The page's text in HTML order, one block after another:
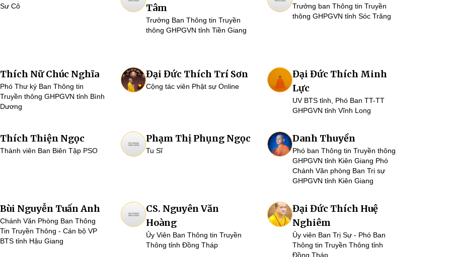
Sư Cô
Tâm
Trưởng Ban Thông tin Truyền
thông GHPGVN tỉnh Tiền Giang
Trưởng ban Thông tin Truyền
thông GHPGVN tỉnh Sóc Trăng
Thích Nữ Chúc Nghĩa
Phó Thư ký Ban Thông tin
Truyền thông GHPGVN tỉnh Bình
Dương
Đại Đức Thích Trí Sơn
Cộng tác viên Phật sự Online
Đại Đức Thích Minh
Lực
UV BTS tỉnh, Phó Ban TT-TT
GHPGVN tỉnh Vĩnh Long
Thích Thiện Ngọc
Thành viên Ban Biên Tập PSO
Phạm Thị Phụng Ngọc
Tu Sĩ
Danh Thuyền
Phó ban Thông tin Truyền thông
GHPGVN tỉnh Kiên Giang Phó
Chánh Văn phòng Ban Trị sự
GHPGVN tỉnh Kiên Giang
Bùi Nguyễn Tuấn Anh
Chánh Văn Phòng Ban Thông
Tin Truyền Thông - Cán bộ VP
BTS tỉnh Hậu Giang
CS. Nguyên Văn
Hoàng
Ủy Viên Ban Thông tin Truyền
Thông tỉnh Đồng Tháp
Đại Đức Thích Huệ
Nghiêm
Ủy viên Ban Trị Sự - Phó Ban
Thông tin Truyền Thông tỉnh
Đồng Tháp